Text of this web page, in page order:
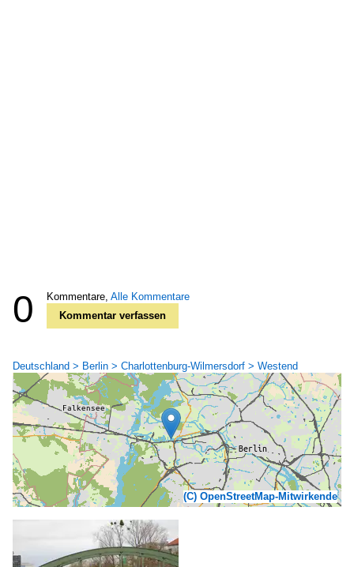
0 Kommentare, Alle Kommentare
Kommentar verfassen
Deutschland > Berlin > Charlottenburg-Wilmersdorf > Westend
(C) OpenStreetMap-Mitwirkende